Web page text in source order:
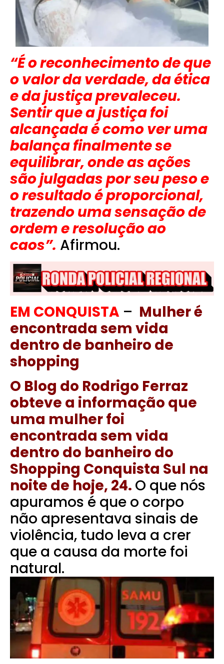
“É o reconhecimento de que
o valor da verdade, da ética
e da justiça prevaleceu.
Sentir que a justiça foi
alcançada é como ver uma
balança finalmente se
equilibrar, onde as ações
são julgadas por seu peso e
o resultado é proporcional,
trazendo uma sensação de
ordem e resolução ao
caos”. Afirmou.
EM CONQUISTA – Mulher é
encontrada sem vida
dentro de banheiro de
shopping
O Blog do Rodrigo Ferraz
obteve a informação que
uma mulher foi
encontrada sem vida
dentro do banheiro do
Shopping Conquista Sul na
noite de hoje, 24. O que nós
apuramos é que o corpo
não apresentava sinais de
violência, tudo leva a crer
que a causa da morte foi
natural.